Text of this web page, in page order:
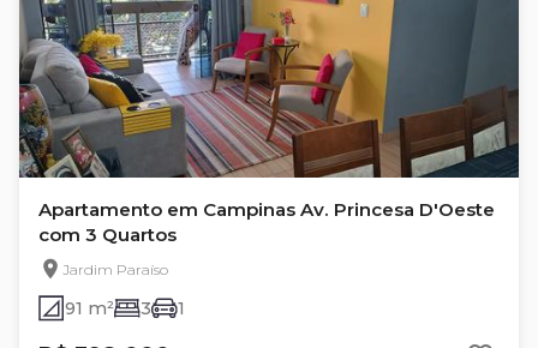
Apartamento em Campinas Av. Princesa D'Oeste
com 3 Quartos
Jardim Paraíso
91 m² 3 1